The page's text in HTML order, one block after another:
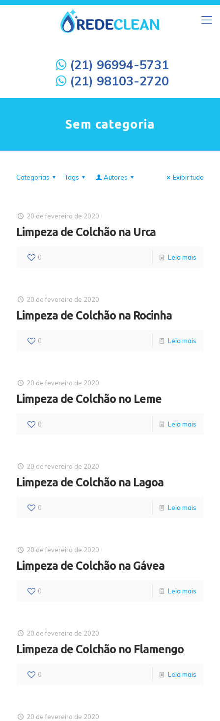
(21) 96994-5731
(21) 98103-2720
Sem categoria
Categorias Tags Autores Exibir tudo
20 de fevereiro de 2020
Limpeza de Colchão na Urca
0 Leia mais
20 de fevereiro de 2020
Limpeza de Colchão na Rocinha
0 Leia mais
20 de fevereiro de 2020
Limpeza de Colchão no Leme
0 Leia mais
20 de fevereiro de 2020
Limpeza de Colchão na Lagoa
0 Leia mais
20 de fevereiro de 2020
Limpeza de Colchão na Gávea
0 Leia mais
20 de fevereiro de 2020
Limpeza de Colchão no Flamengo
0 Leia mais
20 de fevereiro de 2020